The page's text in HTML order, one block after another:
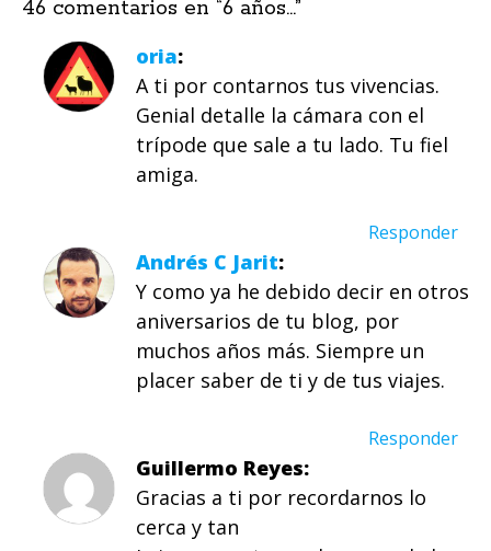
46 comentarios en “6 años…”
oria
A ti por contarnos tus vivencias.
Genial detalle la cámara con el
trípode que sale a tu lado. Tu fiel
amiga.
Responder
Andrés C Jarit
Y como ya he debido decir en otros
aniversarios de tu blog, por
muchos años más. Siempre un
placer saber de ti y de tus viajes.
Responder
Guillermo Reyes
Gracias a ti por recordarnos lo
cerca y tan